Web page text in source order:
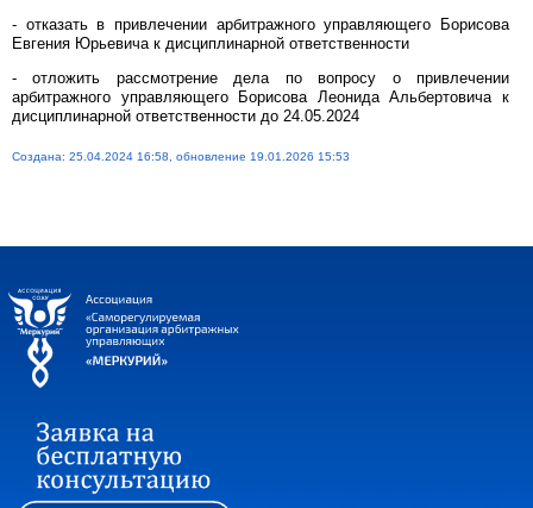
- отказать в привлечении арбитражного управляющего Борисова
Евгения Юрьевича к дисциплинарной ответственности
- отложить рассмотрение дела по вопросу о привлечении
арбитражного управляющего Борисова Леонида Альбертовича к
дисциплинарной ответственности до 24.05.2024
Создана: 25.04.2024 16:58, обновление 19.01.2026 15:53